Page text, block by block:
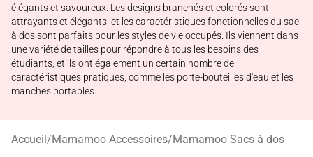
élégants et savoureux. Les designs branchés et colorés sont
attrayants et élégants, et les caractéristiques fonctionnelles du sac
à dos sont parfaits pour les styles de vie occupés. Ils viennent dans
une variété de tailles pour répondre à tous les besoins des
étudiants, et ils ont également un certain nombre de
caractéristiques pratiques, comme les porte-bouteilles d'eau et les
manches portables.
Accueil/Mamamoo Accessoires/Mamamoo Sacs à dos